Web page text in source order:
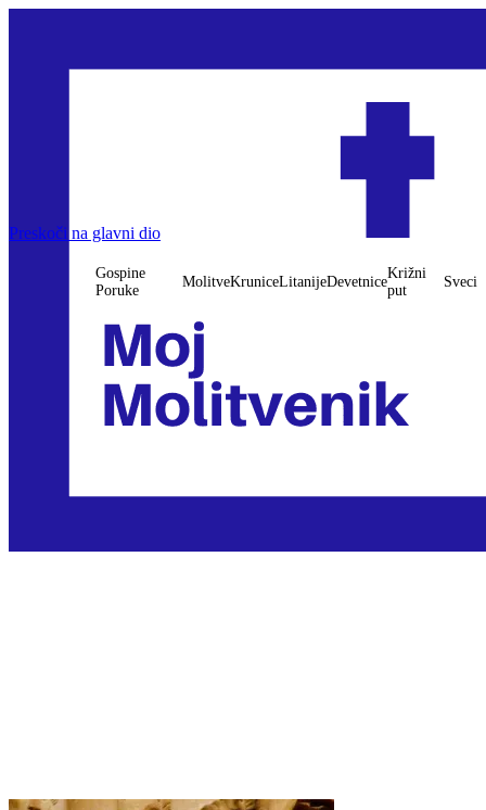
Preskoči na glavni dio
Gospine
Poruke
MolitveKruniceLitanijeDevetnice
Križni
put
Sveci